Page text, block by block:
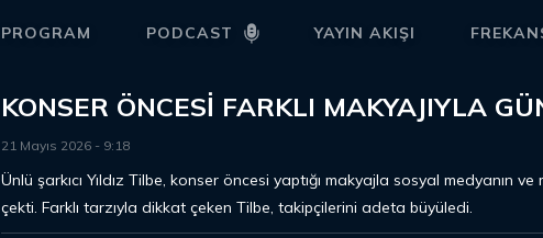
PROGRAM PODCAST YAYIN AKIŞI
KONSER ÖNCESİ FARKLI MAKYAJIYLA
21 Mayıs 2026 - 9: 18
Ünlü şarkıcı Yıldız Tilbe, konser öncesi yaptığı makyajla sosyal
çekti. Farklı tarzıyla dikkat çeken Tilbe, takipçilerini adeta büyüledi.